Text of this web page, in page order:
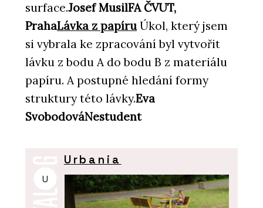
surface.Josef MusilFA ČVUT,
PrahaLávka z papíruÚkol, který jsem
si vybrala ke zpracování byl vytvořit
lávku z bodu A do bodu B z materiálu
papíru. A postupné hledání formy
struktury této lávky.Eva
SvobodováNestudent
U
Urbania